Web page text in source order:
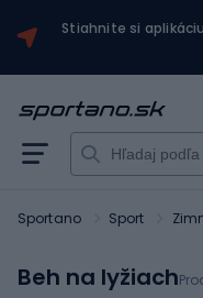
Stiahnite si
Sportano Sport
Beh na lyžiach